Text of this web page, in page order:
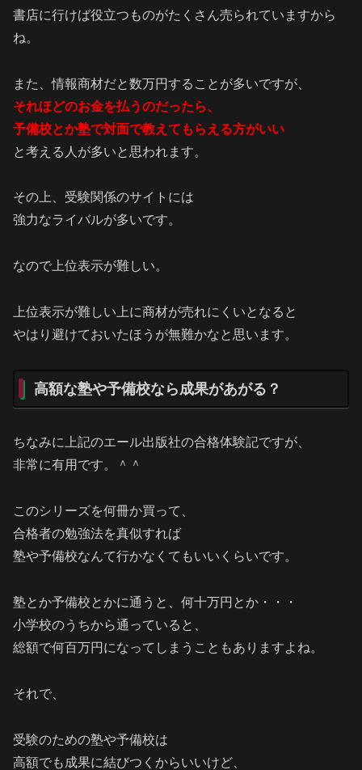
書店に行けば役立つものがたくさん売られていますから
ね。
また、情報商材だと数万円することが多いですが、
それほどのお金を払うのだったら、
予備校とか塾で対面で教えてもらえる方がいい
と考える人が多いと思われます。
その上、受験関係のサイトには
強力なライバルが多いです。
なので上位表示が難しい。
上位表示が難しい上に商材が売れにくいとなると
やはり避けておいたほうが無難かなと思います。
高額な塾や予備校なら成果があがる？
ちなみに上記のエール出版社の合格体験記ですが、
非常に有用です。＾＾
このシリーズを何冊か買って、
合格者の勉強法を真似すれば
塾や予備校なんて行かなくてもいいくらいです。
塾とか予備校とかに通うと、何十万円とか・・・
小学校のうちから通っていると、
総額で何百万円になってしまうこともありますよね。
それで、
受験のための塾や予備校は
高額でも成果に結びつくからいいけど、